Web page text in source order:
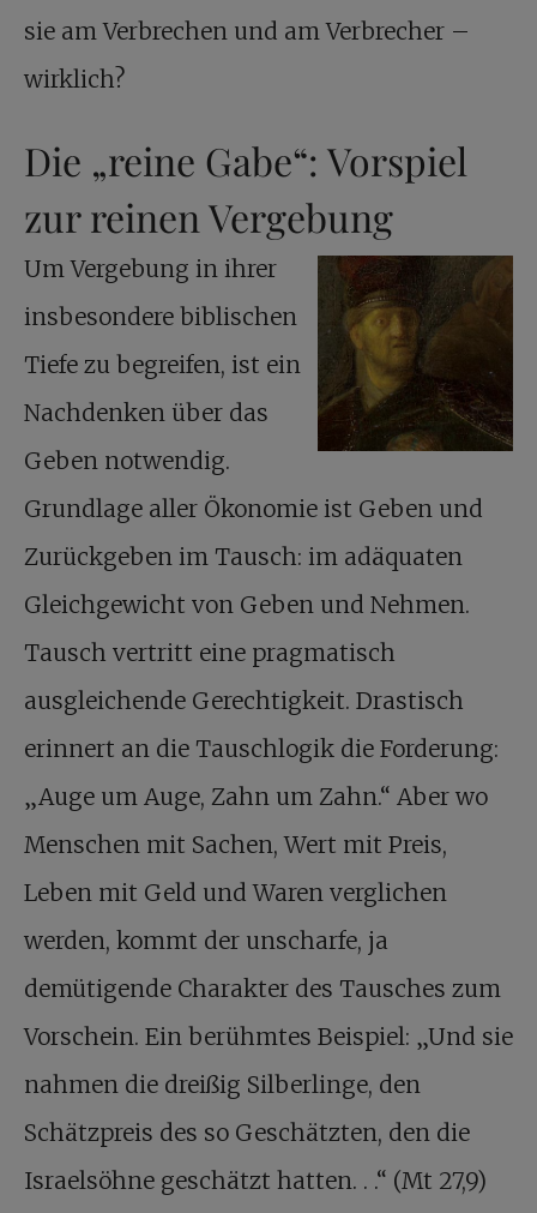
sie am Verbrechen und am Verbrecher –
wirklich?
Die „reine Gabe“: Vorspiel
zur reinen Vergebung
Um Vergebung in ihrer
insbesondere biblischen
Tiefe zu begreifen, ist ein
Nachdenken über das
Geben notwendig.
Grundlage aller Ökonomie ist Geben und
Zurückgeben im Tausch: im adäquaten
Gleichgewicht von Geben und Nehmen.
Tausch vertritt eine pragmatisch
ausgleichende Gerechtigkeit. Drastisch
erinnert an die Tauschlogik die Forderung:
„Auge um Auge, Zahn um Zahn.“ Aber wo
Menschen mit Sachen, Wert mit Preis,
Leben mit Geld und Waren verglichen
werden, kommt der unscharfe, ja
demütigende Charakter des Tausches zum
Vorschein. Ein berühmtes Beispiel: „Und sie
nahmen die dreißig Silberlinge, den
Schätzpreis des so Geschätzten, den die
Israelsöhne geschätzt hatten. . .“ (Mt 27,9)